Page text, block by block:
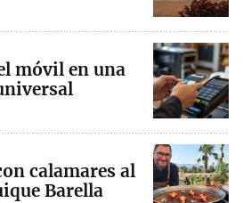
móvil en una
calamares al
Barella